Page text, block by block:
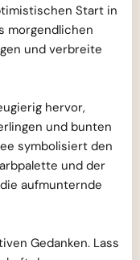
Start in
morgendlichen
und verbreite
hervor,
und bunten
symbolisiert den
und der
aufmunternde
Gedanken. Lass